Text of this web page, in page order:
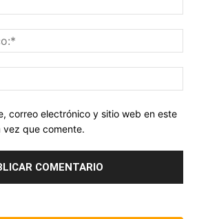
correo electrónico y sitio web en este
que comente.